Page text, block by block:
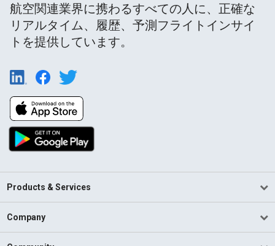
航空関連業界に携わるすべての人に、正確な
リアルタイム、履歴、予測フライトインサイ
トを提供しています。
Products & Services
Company